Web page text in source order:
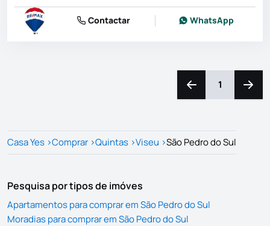
Contactar WhatsApp
Navegação para a
1
Casa Yes >Comprar >Quintas >Viseu >São Pedro do Sul
Pesquisa por tipos de imóves
Apartamentos para comprar em São Pedro do Sul
Moradias para comprar em São Pedro do Sul